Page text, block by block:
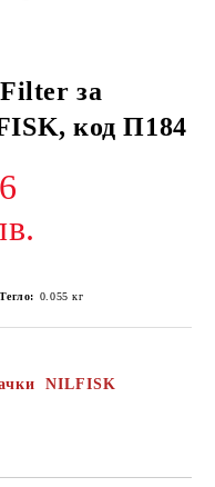
за
код П184
Тегло: 0.055 кг
NILFISK